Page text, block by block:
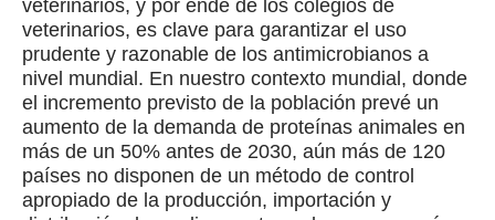
veterinarios, y por ende de los colegios de
veterinarios, es clave para garantizar el uso
prudente y razonable de los antimicrobianos a
nivel mundial. En nuestro contexto mundial, donde
el incremento previsto de la población prevé un
aumento de la demanda de proteínas animales en
más de un 50% antes de 2030, aún más de 120
países no disponen de un método de control
apropiado de la producción, importación y